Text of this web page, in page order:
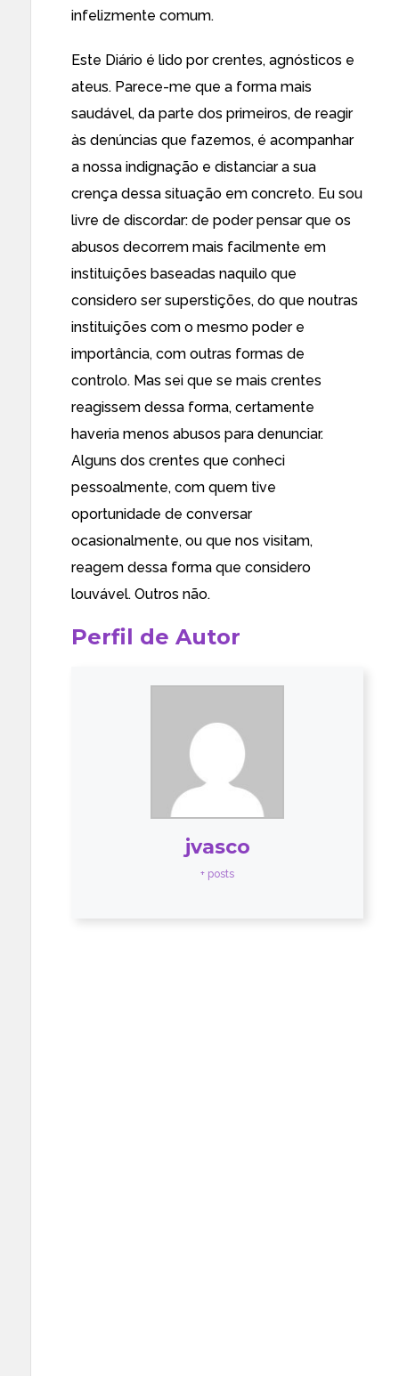
infelizmente comum.
Este Diário é lido por crentes, agnósticos e
ateus. Parece-me que a forma mais
saudável, da parte dos primeiros, de reagir
às denúncias que fazemos, é acompanhar
a nossa indignação e distanciar a sua
crença dessa situação em concreto. Eu sou
livre de discordar: de poder pensar que os
abusos decorrem mais facilmente em
instituições baseadas naquilo que
considero ser superstições, do que noutras
instituições com o mesmo poder e
importância, com outras formas de
controlo. Mas sei que se mais crentes
reagissem dessa forma, certamente
haveria menos abusos para denunciar.
Alguns dos crentes que conheci
pessoalmente, com quem tive
oportunidade de conversar
ocasionalmente, ou que nos visitam,
reagem dessa forma que considero
louvável. Outros não.
Perfil de Autor
jvasco
+ posts